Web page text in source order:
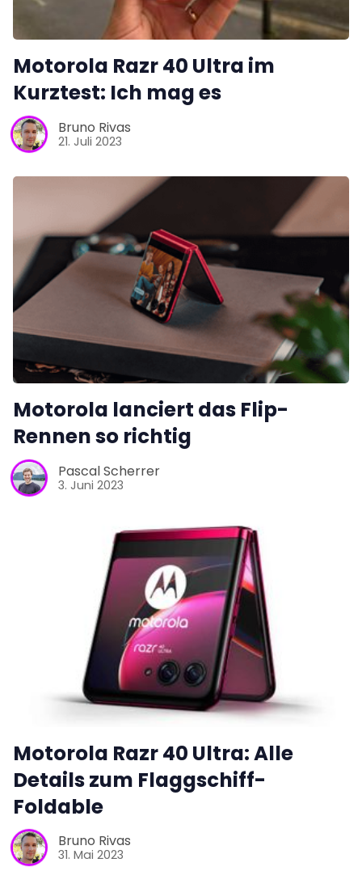
Motorola Razr 40 Ultra im
Kurztest: Ich mag es
Bruno Rivas
21. Juli 2023
Motorola lanciert das Flip-
Rennen so richtig
Pascal Scherrer
3. Juni 2023
Motorola Razr 40 Ultra: Alle
Details zum Flaggschiff-
Foldable
Bruno Rivas
31. Mai 2023